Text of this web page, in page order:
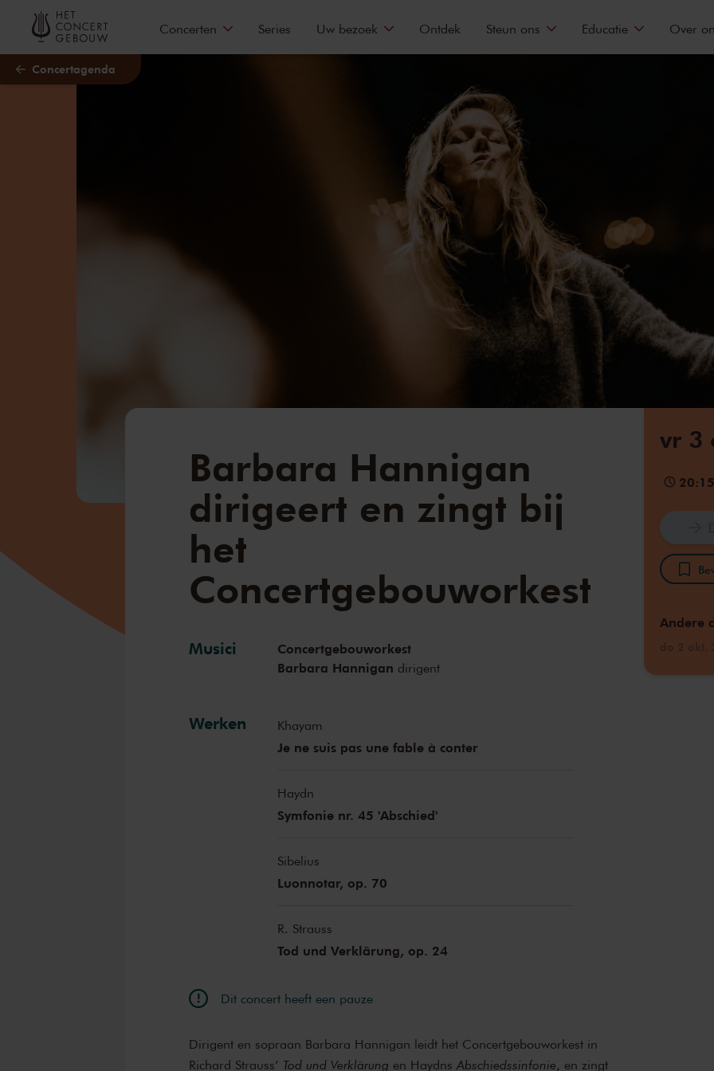
Naar hoofdcontent
Concertagenda
Concerten Series Uw bezoek Ontdek Steun ons Educatie Over
vr 3
20:15
Andere
Barbara Hannigan
dirigeert en zingt bij
het
Concertgebouworkest
Musici
Concertgebouworkest
Barbara Hannigan dirigent
Werken Khayam
Je ne suis pas une fable à conter
Haydn
Symfonie nr. 45 'Abschied'
Sibelius
Luonnotar, op. 70
R. Strauss
Tod und Verklärung, op. 24
Dit concert heeft een pauze
Dirigent en sopraan Barbara Hannigan leidt het Concertgebouworkest in
Richard Strauss’ Tod und Verklärung en HaydnsAbschiedssinfonie, en zingt